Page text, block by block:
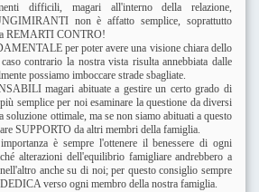
difficili, magari all'interno della relazione,
non è affatto semplice, soprattutto
REMARTI CONTRO!
per poter avere una visione chiara dello
contrario la nostra vista risulta annebbiata dalle
possiamo imboccare strade sbagliate.
magari abituate a gestire un certo grado di
semplice per noi esaminare la questione da diversi
soluzione ottimale, ma se non siamo abituati a questo
SUPPORTO da altri membri della famiglia.
è sempre l'ottenere il benessere di ogni
alterazioni dell'equilibrio famigliare andrebbero a
anche su di noi; per questo consiglio sempre
verso ogni membro della nostra famiglia.